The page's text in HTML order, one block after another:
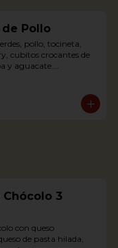
de Pollo
pollo, tocineta,
cubitos crocantes de
y aguacate.
and avocado.
3
con queso
de pasta hilada,